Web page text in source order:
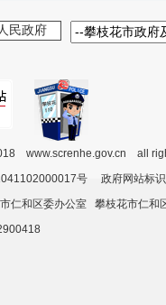
民政府
www.screnhe.gov.cn all
号 政府网站
市仁和区委办公室 攀枝花市仁